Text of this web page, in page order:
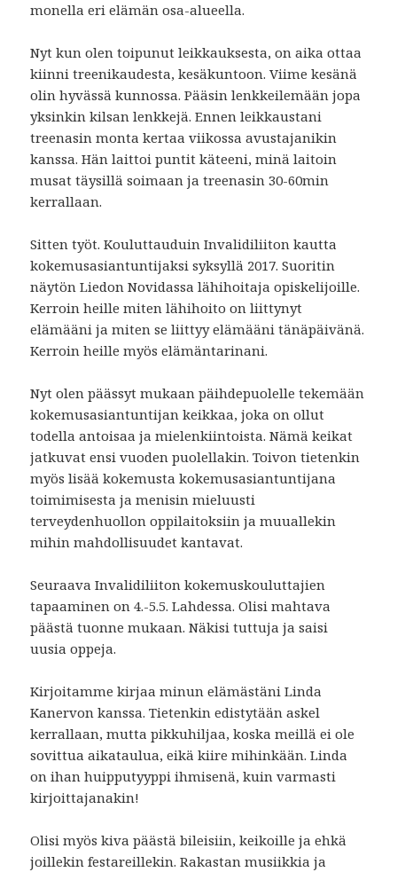
monella eri elämän osa-alueella.
Nyt kun olen toipunut leikkauksesta, on aika ottaa
kiinni treenikaudesta, kesäkuntoon. Viime kesänä
olin hyvässä kunnossa. Pääsin lenkkeilemään jopa
yksinkin kilsan lenkkejä. Ennen leikkaustani
treenasin monta kertaa viikossa avustajanikin
kanssa. Hän laittoi puntit käteeni, minä laitoin
musat täysillä soimaan ja treenasin 30-60min
kerrallaan.
Sitten työt. Kouluttauduin Invalidiliiton kautta
kokemusasiantuntijaksi syksyllä 2017. Suoritin
näytön Liedon Novidassa lähihoitaja opiskelijoille.
Kerroin heille miten lähihoito on liittynyt
elämääni ja miten se liittyy elämääni tänäpäivänä.
Kerroin heille myös elämäntarinani.
Nyt olen päässyt mukaan päihdepuolelle tekemään
kokemusasiantuntijan keikkaa, joka on ollut
todella antoisaa ja mielenkiintoista. Nämä keikat
jatkuvat ensi vuoden puolellakin. Toivon tietenkin
myös lisää kokemusta kokemusasiantuntijana
toimimisesta ja menisin mieluusti
terveydenhuollon oppilaitoksiin ja muuallekin
mihin mahdollisuudet kantavat.
Seuraava Invalidiliiton kokemuskouluttajien
tapaaminen on 4.-5.5. Lahdessa. Olisi mahtava
päästä tuonne mukaan. Näkisi tuttuja ja saisi
uusia oppeja.
Kirjoitamme kirjaa minun elämästäni Linda
Kanervon kanssa. Tietenkin edistytään askel
kerrallaan, mutta pikkuhiljaa, koska meillä ei ole
sovittua aikataulua, eikä kiire mihinkään. Linda
on ihan huipputyyppi ihmisenä, kuin varmasti
kirjoittajanakin!
Olisi myös kiva päästä bileisiin, keikoille ja ehkä
joillekin festareillekin. Rakastan musiikkia ja